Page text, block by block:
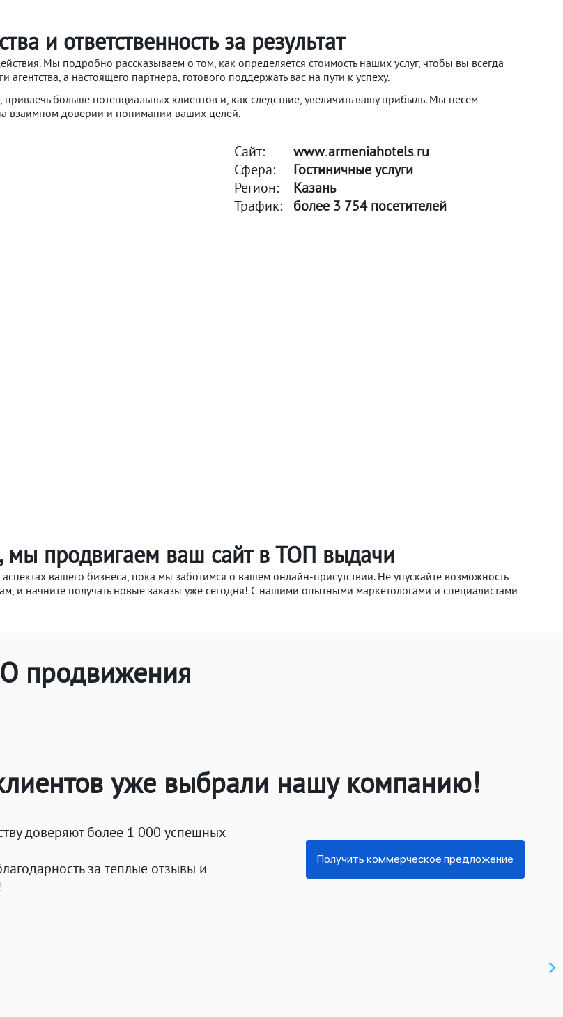
и ответственность за результат
Мы подробно рассказываем о том, как определяется стоимость наших услуг, чтобы вы всегда
агентства, а настоящего партнера, готового поддержать вас на пути к успеху.
больше потенциальных клиентов и, как следствие, увеличить вашу прибыль. Мы несем
на взаимном доверии и понимании ваших целей.
Сайт: www• armeniahotels• ru
Сфера:
Гостиничные услуги
Регион:
Казань
Трафик:
более 3 754 посетителей
мы продвигаем ваш сайт в ТОП выдачи
вашего бизнеса, пока мы заботимся о вашем онлайн-присутствии. Не упускайте возможность
и начните получать новые заказы уже сегодня! С нашими опытными маркетологами и специалистами
продвижения
уже выбрали нашу компанию!
доверяют более 1 000 успешных
за теплые отзывы и
Получить коммерческое предложение